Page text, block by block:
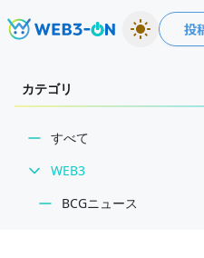
投
カテゴリ
すべて
WEB3
BCGニュース